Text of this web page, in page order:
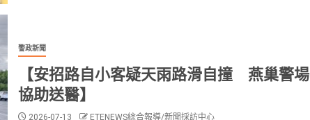
警政新聞
【安招路自小客疑天雨路滑自撞 燕巢警場
協助送醫】
2026-07-13 ETENEWS綜合報導/新聞採訪中心